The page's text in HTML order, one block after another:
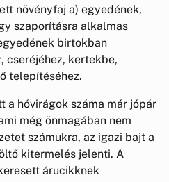
növényfaj a) egyedének,
szaporításra alkalmas
birtokban
cseréjéhez, kertekbe,
telepítéséhez.
a hóvirágok száma már jópár
még önmagában nem
számukra, az igazi bajt a
kitermelés jelenti. A
árucikknek